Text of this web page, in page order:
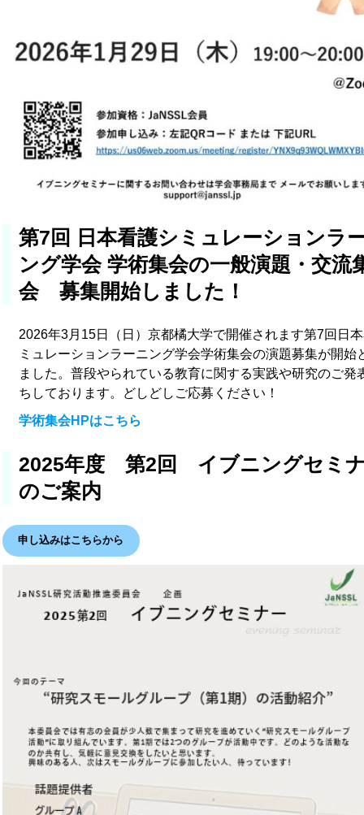
第7回 日本看護シミュレーションラ
ング学会 学術集会の一般演題・交流
会 募集開始しました！
2026年3月15日（日）京都橘大学で開催されます第7回日
ミュレーションラーニング学会学術集会の演題募集が開始
ました。普段やられている教育に関する実践や研究のご発
ちしております。どしどしご応募ください！
学術集会HPはこちら
2025年度 第2回 イブニングセミ
のご案内
申し込みはこちらから